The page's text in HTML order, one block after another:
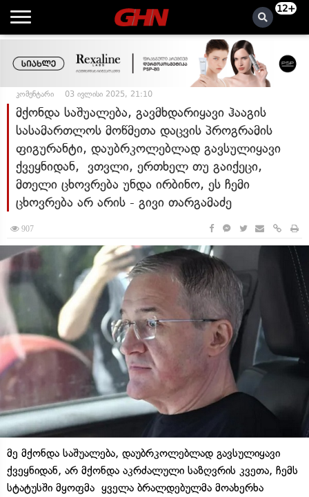
12+
კომენტარი 03 ივლისი 2025, 21:10
მქონდა საშუალება, გავმხდარიყავი ჰააგის
სასამართლოს მოწმეთა დაცვის პროგრამის
ფიგურანტი, დაუბრკოლებლად გავსულიყავი
ქვეყნიდან, ვთვლი, ერთხელ თუ გაიქეცი,
მთელი ცხოვრება უნდა ირბინო, ეს ჩემი
ცხოვრება არ არის - გივი თარგამაძე
907
მე მქონდა საშუალება, დაუბრკოლებლად გავსულიყავი
ქვეყნიდან, არ მქონდა აკრძალული საზღვრის კვეთა, ჩემს
სტატუსში მყოფმა ყველა ბრალდებულმა მოახერხა